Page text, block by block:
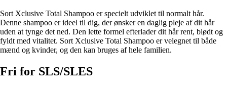
Sort Xclusive Total Shampoo er specielt udviklet til normalt hår.
Denne shampoo er ideel til dig, der ønsker en daglig pleje af dit hår
uden at tynge det ned. Den lette formel efterlader dit hår rent, blødt og
fyldt med vitalitet. Sort Xclusive Total Shampoo er velegnet til både
mænd og kvinder, og den kan bruges af hele familien.
Fri for SLS/SLES